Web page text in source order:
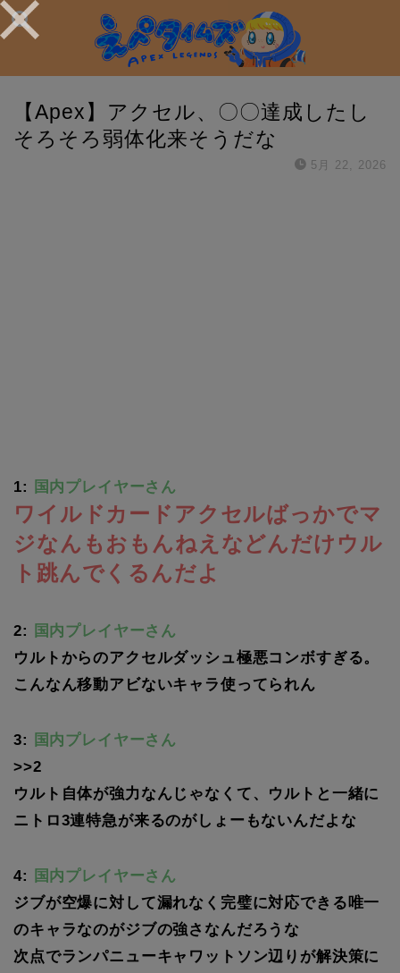
【Apex】アクセル、〇〇達成したし
そろそろ弱体化来そうだな
5月 22, 2026
1: 国内プレイヤーさん
ワイルドカードアクセルばっかでマ
ジなんもおもんねえなどんだけウル
ト跳んでくるんだよ
2:
国内プレイヤーさん
ウルトからのアクセルダッシュ極悪コンボすぎる。
こんなん移動アビないキャラ使ってられん
3:
国内プレイヤーさん
>>2
ウルト自体が強力なんじゃなくて、ウルトと一緒に
ニトロ3連特急が来るのがしょーもないんだよな
4:
国内プレイヤーさん
ジブが空爆に対して漏れなく完璧に対応できる唯一
のキャラなのがジブの強さなんだろうな
次点でランパニューキャワットソン辺りが解決策に